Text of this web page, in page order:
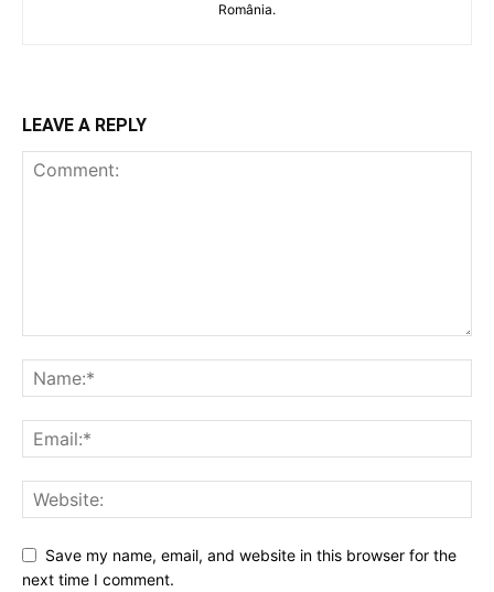
România.
LEAVE A REPLY
Save my name, email, and website in this browser for the
next time I comment.